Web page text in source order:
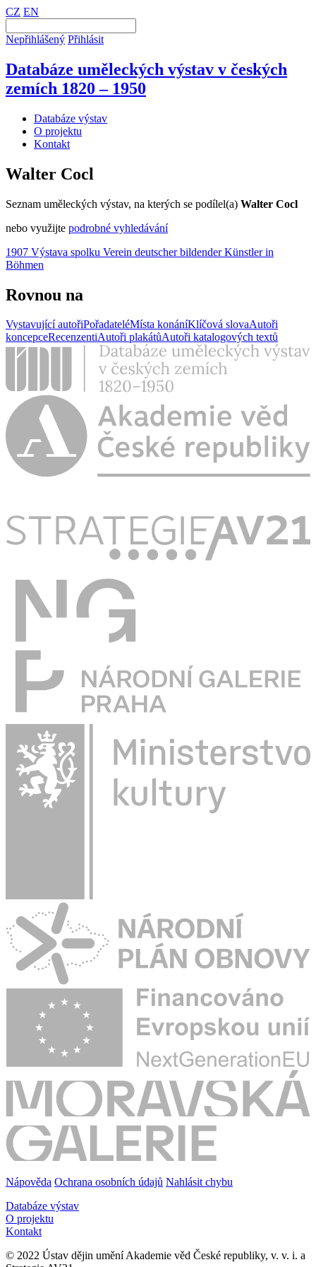
CZ EN
Nepřihlášený Přihlásit
Databáze uměleckých výstav v českých
zemích 1820 – 1950
Databáze výstav
O projektu
Kontakt
Walter Cocl
Seznam uměleckých výstav, na kterých se podílel(a) Walter Cocl
nebo využijte podrobné vyhledávání
1907 Výstava spolku Verein deutscher bildender Künstler in
Böhmen
Rovnou na
Vystavující autořiPořadateléMísta konáníKlíčová slovaAutoři
koncepceRecenzentiAutoři plakátůAutoři katalogových textů
Nápověda Ochrana osobních údajů Nahlásit chybu
Databáze výstav
O projektu
Kontakt
© 2022 Ústav dějin umění Akademie věd České republiky, v. v. i. a